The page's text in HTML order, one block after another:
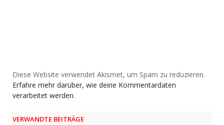
Diese Website verwendet Akismet, um Spam zu reduzieren.
Erfahre mehr darüber, wie deine Kommentardaten
verarbeitet werden.
VERWANDTE BEITRÄGE